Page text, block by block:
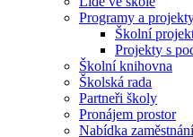
Programy a
Školní
Projekty s
Školní knihovna
Školská rada
Partneři školy
Pronájem prostor
Nabídka zaměstnání